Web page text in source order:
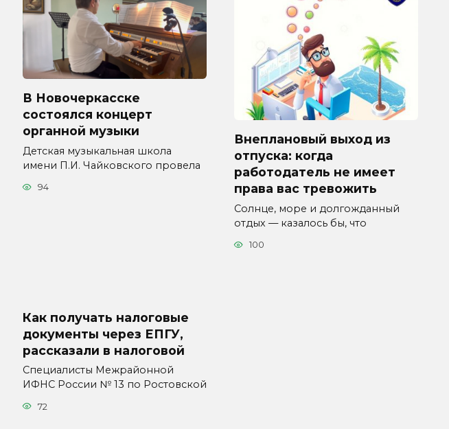
В Новочеркасске
состоялся концерт
органной музыки
Детская музыкальная школа
имени П.И. Чайковского провела
94
Внеплановый выход из
отпуска: когда
работодатель не имеет
права вас тревожить
Солнце, море и долгожданный
отдых — казалось бы, что
100
Как получать налоговые
документы через ЕПГУ,
рассказали в налоговой
Специалисты Межрайонной
ИФНС России № 13 по Ростовской
72